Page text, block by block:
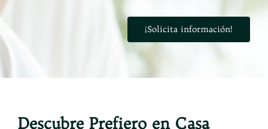
¡Solicita información!
Descubre Prefiero en Casa